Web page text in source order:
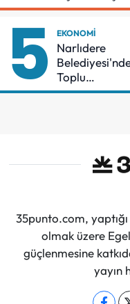
İçin
5 EKONOMI
Narlıdere
Toplu
Sözleşmeye
35punto.com,
olmak üzere
güçlenmesine
yayın